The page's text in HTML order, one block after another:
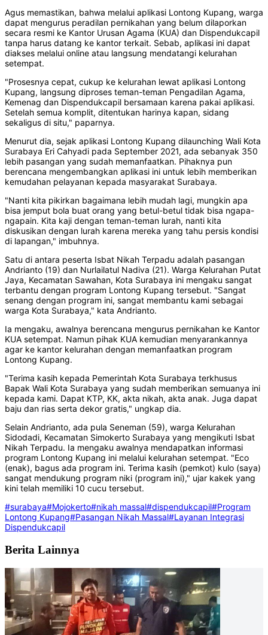
Agus memastikan, bahwa melalui aplikasi Lontong Kupang, warga
dapat mengurus peradilan pernikahan yang belum dilaporkan
secara resmi ke Kantor Urusan Agama (KUA) dan Dispendukcapil
tanpa harus datang ke kantor terkait. Sebab, aplikasi ini dapat
diakses melalui online atau langsung mendatangi kelurahan
setempat.
"Prosesnya cepat, cukup ke kelurahan lewat aplikasi Lontong
Kupang, langsung diproses teman-teman Pengadilan Agama,
Kemenag dan Dispendukcapil bersamaan karena pakai aplikasi.
Setelah semua komplit, ditentukan harinya kapan, sidang
sekaligus di situ," paparnya.
Menurut dia, sejak aplikasi Lontong Kupang dilaunching Wali Kota
Surabaya Eri Cahyadi pada September 2021, ada sebanyak 350
lebih pasangan yang sudah memanfaatkan. Pihaknya pun
berencana mengembangkan aplikasi ini untuk lebih memberikan
kemudahan pelayanan kepada masyarakat Surabaya.
"Nanti kita pikirkan bagaimana lebih mudah lagi, mungkin apa
bisa jemput bola buat orang yang betul-betul tidak bisa ngapa-
ngapain. Kita kaji dengan teman-teman lurah, nanti kita
diskusikan dengan lurah karena mereka yang tahu persis kondisi
di lapangan," imbuhnya.
Satu di antara peserta Isbat Nikah Terpadu adalah pasangan
Andrianto (19) dan Nurlailatul Nadiva (21). Warga Kelurahan Putat
Jaya, Kecamatan Sawahan, Kota Surabaya ini mengaku sangat
terbantu dengan program Lontong Kupang tersebut. "Sangat
senang dengan program ini, sangat membantu kami sebagai
warga Kota Surabaya," kata Andrianto.
Ia mengaku, awalnya berencana mengurus pernikahan ke Kantor
KUA setempat. Namun pihak KUA kemudian menyarankannya
agar ke kantor kelurahan dengan memanfaatkan program
Lontong Kupang.
"Terima kasih kepada Pemerintah Kota Surabaya terkhusus
Bapak Wali Kota Surabaya yang sudah memberikan semuanya ini
kepada kami. Dapat KTP, KK, akta nikah, akta anak. Juga dapat
baju dan rias serta dekor gratis," ungkap dia.
Selain Andrianto, ada pula Seneman (59), warga Kelurahan
Sidodadi, Kecamatan Simokerto Surabaya yang mengikuti Isbat
Nikah Terpadu. Ia mengaku awalnya mendapatkan informasi
program Lontong Kupang ini melalui kelurahan setempat. "Eco
(enak), bagus ada program ini. Terima kasih (pemkot) kulo (saya)
sangat mendukung program niki (program ini)," ujar kakek yang
kini telah memiliki 10 cucu tersebut.
#surabaya#Mojokerto#nikah massal#dispendukcapil#Program
Lontong Kupang#Pasangan Nikah Massal#Layanan Integrasi
Dispendukcapil
Berita Lainnya